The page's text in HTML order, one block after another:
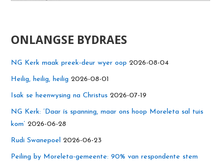
ONLANGSE BYDRAES
NG Kerk maak preek-deur wyer oop 2026-08-04
Heilig, heilig, heilig 2026-08-01
Isak se heenwysing na Christus 2026-07-19
NG Kerk: ‘Daar ís spanning, maar ons hoop Moreleta sal tuis
kom’ 2026-06-28
Rudi Swanepoel 2026-06-23
Peiling by Moreleta-gemeente: 90% van respondente stem